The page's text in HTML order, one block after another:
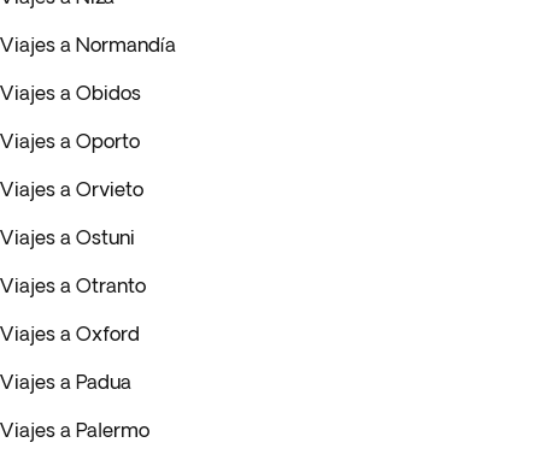
Viajes a Normandía
Viajes a Obidos
Viajes a Oporto
Viajes a Orvieto
Viajes a Ostuni
Viajes a Otranto
Viajes a Oxford
Viajes a Padua
Viajes a Palermo